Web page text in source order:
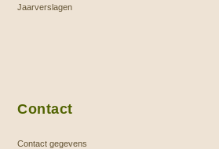
Jaarverslagen
Contact
Contact gegevens